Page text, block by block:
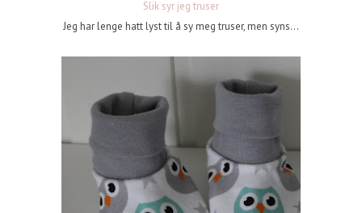
Slik syr jeg truser
Jeg har lenge hatt lyst til å sy meg truser, men syns...